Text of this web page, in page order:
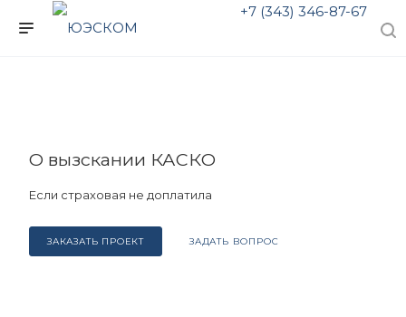
+7 (343) 346-87-67
О вызскании КАСКО
Если страховая не доплатила
ЗАКАЗАТЬ ПРОЕКТ ЗАДАТЬ ВОПРОС